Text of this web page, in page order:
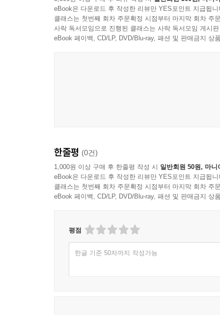
eBook은 다운로드 후 작성한 리뷰만 YES포인트 지급됩니
클래스는 첫번째 회차 주문확정 시점부터 마지막 회차 주
사락 독서모임으로 진행된 클래스는 사락 독서모임 게시
eBook 페이백, CD/LP, DVD/Blu-ray, 패션 및 판매금지 상
한줄평 (0건)
1,000원 이상 구매 후 한줄평 작성 시 일반회원 50원, 마니
eBook은 다운로드 후 작성한 리뷰만 YES포인트 지급됩니
클래스는 첫번째 회차 주문확정 시점부터 마지막 회차 주
eBook 페이백, CD/LP, DVD/Blu-ray, 패션 및 판매금지 상
평점
한글 기준 50자까지 작성가능